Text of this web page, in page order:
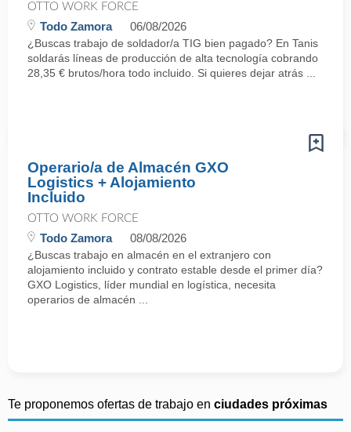
OTTO WORK FORCE
Todo Zamora 06/08/2026
¿Buscas trabajo de soldador/a TIG bien pagado? En Tanis
soldarás líneas de producción de alta tecnología cobrando
28,35 € brutos/hora todo incluido. Si quieres dejar atrás ...
Operario/a de Almacén GXO
Logistics + Alojamiento
Incluido
OTTO WORK FORCE
Todo Zamora 08/08/2026
¿Buscas trabajo en almacén en el extranjero con
alojamiento incluido y contrato estable desde el primer día?
GXO Logistics, líder mundial en logística, necesita
operarios de almacén ...
Te proponemos ofertas de trabajo en ciudades próximas